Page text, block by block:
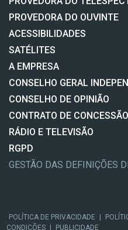
PROVEDORA DO OUVINTE
ACESSIBILIDADES
SATÉLITES
A EMPRESA
CONSELHO GERAL
CONSELHO DE OPINIÃO
CONTRATO DE
RÁDIO E TELEVISÃO
RGPD
GESTÃO DAS DEFINIÇÕES
POLÍTICA DE PRIVACIDADE
CONDIÇÕES
PUBLICIDADE